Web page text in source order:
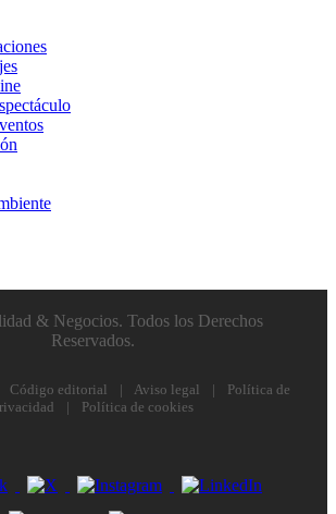
& Negocios. Todos los Derechos
Reservados.
Código editorial | Aviso legal |
Política de
| Política de cookies